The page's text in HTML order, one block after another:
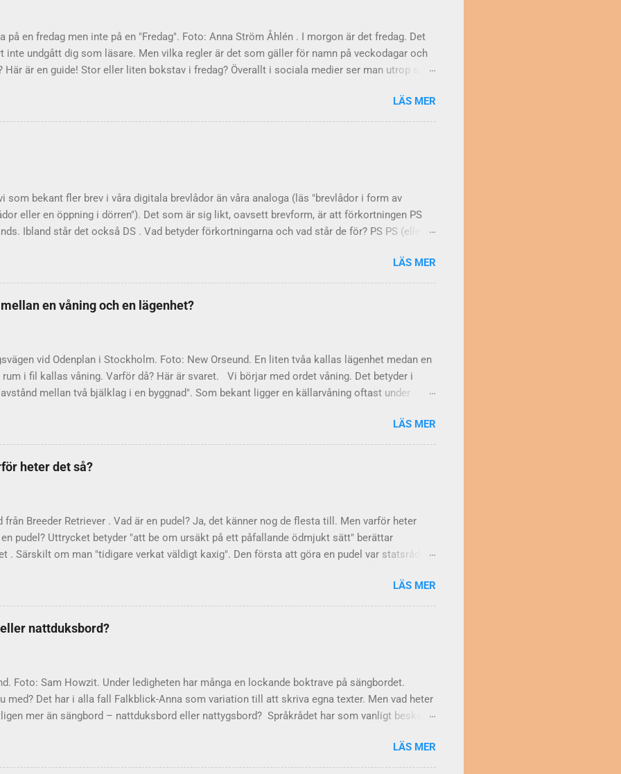
på en fredag men inte på en "Fredag". Foto: Anna Ström Åhlén . I morgon är det fredag. Det
inte undgått dig som läsare. Men vilka regler är det som gäller för namn på veckodagar och
Här är en guide! Stor eller liten bokstav i fredag? Överallt i sociala medier ser man utrop som
och Språkrådet . Liten bokstav gäller i svenskan Regeln är enkel: Namn på veckodagar
ska inledas med liten bokstav i svenskan. Stor bokstav gäller i engelskan Varför skriver
LÄS MER
som bekant fler brev i våra digitala brevlådor än våra analoga (läs "brevlådor i form av
eller en öppning i dörren"). Det som är sig likt, oavsett brevform, är att förkortningen PS
Ibland står det också DS . Vad betyder förkortningarna och vad står de för? PS PS (eller
"efter det skrivna". Förkortningen används, även internationellt, när man vill göra ett tillägg
ursprungliga text. DS I svenskspråkiga sammanhang avslutas ibland texten i ett PS med
DS. Är detta också en latinsk förkortning, månne? Nej, inte så vitt man vet. Inte heller finns
bakgrund eller motsvarighet till DS. Språkrådet pekar på den vanligaste
LÄS MER
en våning och en lägenhet?
vid Odenplan i Stockholm. Foto: New Orseund. En liten tvåa kallas lägenhet medan en
rum i fil kallas våning. Varför då? Här är svaret. Vi börjar med ordet våning. Det betyder i
mellan två bjälklag i en byggnad". Som bekant ligger en källarvåning oftast under
detsamma som en bostadslägenhet. Det beror på att ordet från början användes om
upptog ett helt våningsplan – alltså just stora, ståtliga våningar med flera rum i fil. Vem
talas om begreppet paradvåning? Begreppet våning lever kvar om just sådana bostäder
LÄS MER
heter det så?
från Breeder Retriever . Vad är en pudel? Ja, det känner nog de flesta till. Men varför heter
pudel? Uttrycket betyder "att be om ursäkt på ett påfallande ödmjukt sätt" berättar
. Särskilt om man "tidigare verkat väldigt kaxig". Den första att göra en pudel var statsrådet
Vid en presskonferens bad han helt plötsligt om ursäkt. Strax därefter myntade Pål
uttrycket att statsrådet " gjorde en hel pudel – lade sig på rygg och sprattlade med
berättar själv i en artikel om hur han fick sin idé. Man kan också göra en halv pudel eller en
– underbara exempel på hur språket hela tiden finner nya vägar allt efter behov. Är det
LÄS MER
nattduksbord?
Foto: Sam Howzit. Under ledigheten har många en lockande boktrave på sängbordet.
med? Det har i alla fall Falkblick-Anna som variation till att skriva egna texter. Men vad heter
mer än sängbord – nattduksbord eller nattygsbord? Språkrådet har som vanligt besked.
som är det ursprungliga ordet, härstammar från 1600-talet. Då syftade man på den
LÄS MER